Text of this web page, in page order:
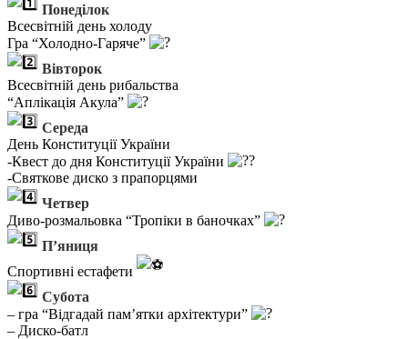
Понеділок
Всесвітній день холоду
Гра “Холодно-Гаряче”
Вівторок
Всесвітній день рибальства
“Аплікація Акула”
Середа
День Конституції України
-Квест до дня Конституції України
-Святкове диско з прапорцями
Четвер
Диво-розмальовка “Тропіки в баночках”
Пʼяниця
Спортивні естафети
Субота
– гра “Відгадай пам’ятки архітектури”
– Диско-батл